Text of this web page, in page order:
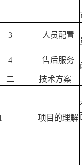
3 人员配置
4 售后服务
二
技术方案
项目的理解